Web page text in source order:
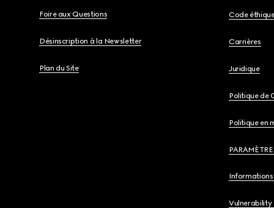
Foire aux Questions
Désinscription à la Newsletter
Plan du Site
Code
Carrières
Juridique
Politique de
Politique en
Informations
Vulnerability